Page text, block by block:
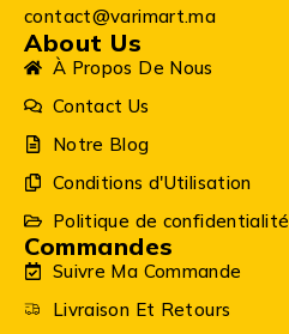
contact@varimart.ma
About Us
À Propos De Nous
Contact Us
Notre Blog
Conditions d'Utilisation
Politique de confidentialité
Commandes
Suivre Ma Commande
Livraison Et Retours